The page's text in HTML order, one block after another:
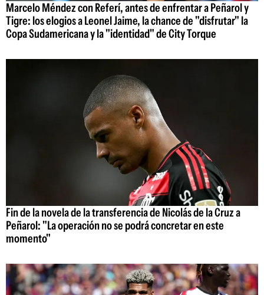
Marcelo Méndez con Referí, antes de enfrentar a Peñarol y
Tigre: los elogios a Leonel Jaime, la chance de "disfrutar" la
Copa Sudamericana y la "identidad" de City Torque
Fin de la novela de la transferencia de Nicolás de la Cruz a
Peñarol: "La operación no se podrá concretar en este
momento"